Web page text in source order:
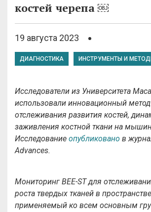
костей черепа ￼
19 августа 2023
ДИАГНОСТИКА ИНСТРУМЕНТЫ И
Исследователи из Университета
использовали инновационный метод
отслеживания развития костей,
заживления костной ткани на
Исследование опубликовано в
Advances.
Мониторинг BEE-ST для
роста твердых тканей в
применяемый ко всем основным